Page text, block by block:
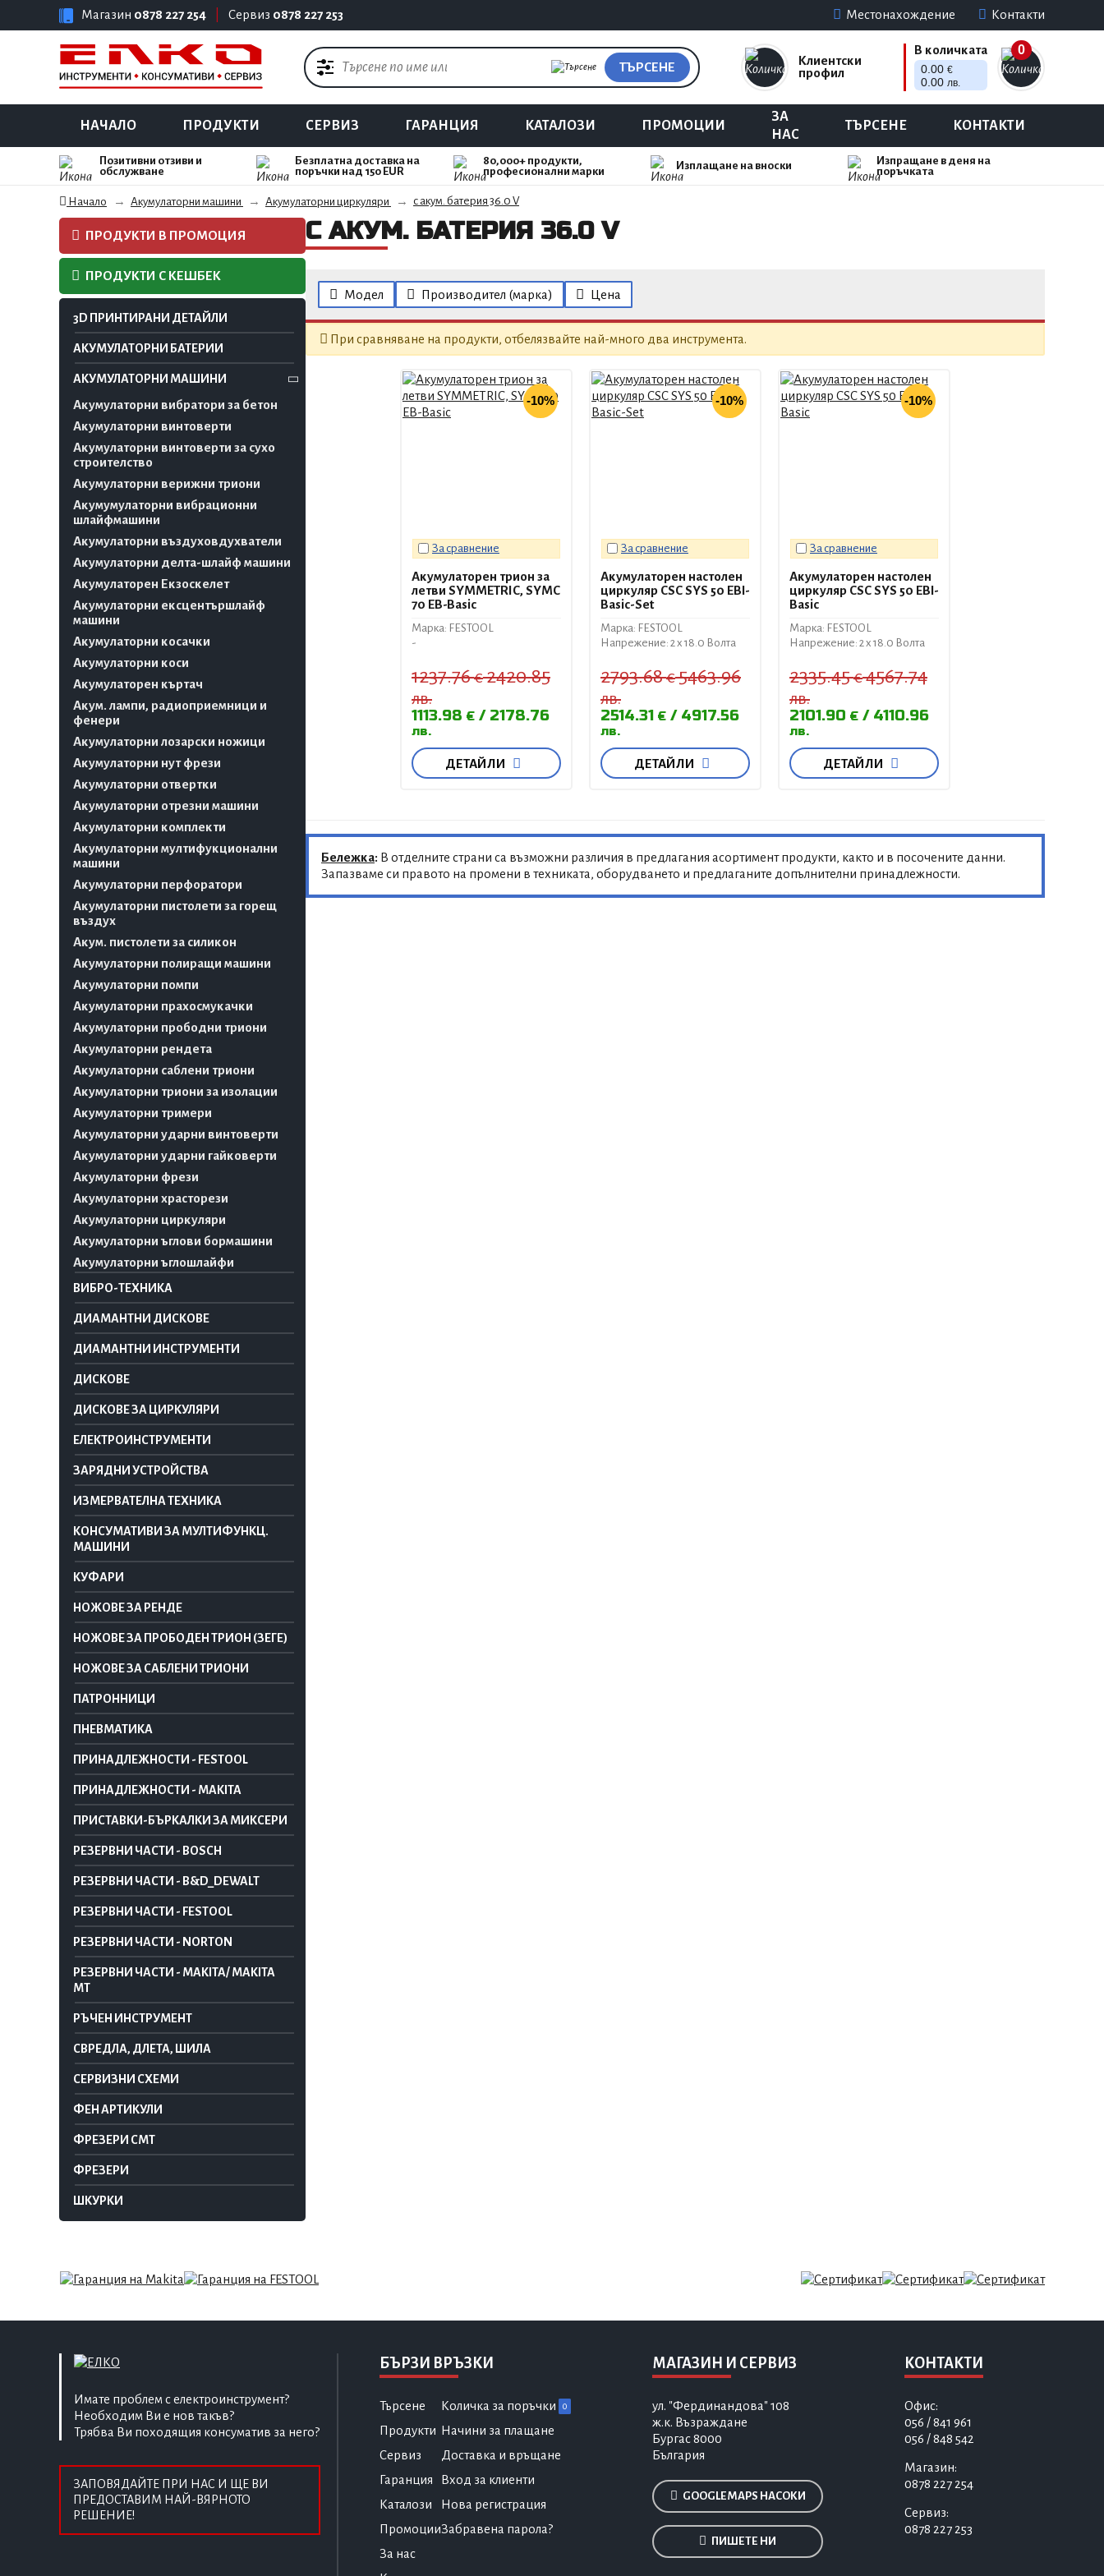
Магазин 0878 227 254 Сервиз 0878 227 253 Местонахождение Контакти
ТЪРСЕНЕ
Клиентски
профил
0
В количката
0.00 €
0.00 лв.
НАЧАЛО ПРОДУКТИ СЕРВИЗ ГАРАНЦИЯ КАТАЛОЗИ ПРОМОЦИИ
ЗА
НАС
ТЪРСЕНЕ КОНТАКТИ
Позитивни отзиви и
обслужване
Безплатна доставка на
поръчки над 150 EUR
80,000+ продукти,
професионални марки
Изплащане на вноски
Изпращане в деня на
поръчката
Начало Акумулаторни машини Акумулаторни циркуляри с акум. батерия 36.0 V
ПРОДУКТИ В ПРОМОЦИЯ
ПРОДУКТИ С КЕШБЕК
3D ПРИНТИРАНИ ДЕТАЙЛИ
АКУМУЛАТОРНИ БАТЕРИИ
АКУМУЛАТОРНИ МАШИНИ
Акумулаторни вибратори за бетон
Акумулаторни винтоверти
Акумулаторни винтоверти за сухо
строителство
Акумулаторни верижни триони
Акумумулаторни вибрационни
шлайфмашини
Акумулаторни въздуховдухватели
Акумулаторни делта-шлайф машини
Акумулаторен Екзоскелет
Акумулаторни ексцентършлайф
машини
Акумулаторни косачки
Акумулаторни коси
Акумулаторен къртач
Акум. лампи, радиоприемници и
фенери
Акумулаторни лозарски ножици
Акумулаторни нут фрези
Акумулаторни отвертки
Акумулаторни отрезни машини
Акумулаторни комплекти
Акумулаторни мултифукционални
машини
Акумулаторни перфоратори
Акумулаторни пистолети за горещ
въздух
Акум. пистолети за силикон
Акумулаторни полиращи машини
Акумулаторни помпи
Акумулаторни прахосмукачки
Акумулаторни прободни триони
Акумулаторни рендета
Акумулаторни саблени триони
Акумулаторни триони за изолации
Акумулаторни тримери
Акумулаторни ударни винтоверти
Акумулаторни ударни гайковерти
Акумулаторни фрези
Акумулаторни храсторези
Акумулаторни циркуляри
Акумулаторни ъглови бормашини
Акумулаторни ъглошлайфи
ВИБРО-ТЕХНИКА
ДИАМАНТНИ ДИСКОВЕ
ДИАМАНТНИ ИНСТРУМЕНТИ
ДИСКОВЕ
ДИСКОВЕ ЗА ЦИРКУЛЯРИ
ЕЛЕКТРОИНСТРУМЕНТИ
ЗАРЯДНИ УСТРОЙСТВА
ИЗМЕРВАТЕЛНА ТЕХНИКА
КОНСУМАТИВИ ЗА МУЛТИФУНКЦ.
МАШИНИ
КУФАРИ
НОЖОВЕ ЗА РЕНДЕ
НОЖОВЕ ЗА ПРОБОДЕН ТРИОН (ЗЕГЕ)
НОЖОВЕ ЗА САБЛЕНИ ТРИОНИ
ПАТРОННИЦИ
ПНЕВМАТИКА
ПРИНАДЛЕЖНОСТИ - FESTOOL
ПРИНАДЛЕЖНОСТИ - MAKITA
ПРИСТАВКИ-БЪРКАЛКИ ЗА МИКСЕРИ
РЕЗЕРВНИ ЧАСТИ - BOSCH
РЕЗЕРВНИ ЧАСТИ - B&D_DEWALT
РЕЗЕРВНИ ЧАСТИ - FESTOOL
РЕЗЕРВНИ ЧАСТИ - NORTON
РЕЗЕРВНИ ЧАСТИ - MAKITA/ MAKITA
MT
РЪЧЕН ИНСТРУМЕНТ
СВРЕДЛА, ДЛЕТА, ШИЛА
СЕРВИЗНИ СХЕМИ
ФЕН АРТИКУЛИ
ФРЕЗЕРИ CMT
ФРЕЗЕРИ
ШКУРКИ
С АКУМ. БАТЕРИЯ 36.0 V
Модел Производител (марка) Цена
При сравняване на продукти, отбелязвайте най-много два инструмента.
-10%
За сравнение
Акумулаторен трион за
летви SYMMETRIC, SYMC
70 EB-Basic
Марка: FESTOOL
-
1237.76€2420.85
лв.
1113.98 € 2178.76
лв.
ДЕТАЙЛИ
-10%
За сравнение
Акумулаторен настолен
циркуляр CSC SYS 50 EBI-
Basic-Set
Марка: FESTOOL
Напрежение: 2 x 18.0 Волта
2793.68€5463.96
лв.
2514.31 € 4917.56
лв.
ДЕТАЙЛИ
-10%
За сравнение
Акумулаторен настолен
циркуляр CSC SYS 50 EBI-
Basic
Марка: FESTOOL
Напрежение: 2 x 18.0 Волта
2335.45€4567.74
лв.
2101.90 € 4110.96
лв.
ДЕТАЙЛИ
Бележка: В отделните страни са възможни различия в предлагания асортимент продукти, както и в посочените данни.
Запазваме си правото на промени в техниката, оборудването и предлаганите допълнителни принадлежности.
Имате проблем с електроинструмент?
Необходим Ви е нов такъв?
Трябва Ви походящия консуматив за него?
ЗАПОВЯДАЙТЕ ПРИ НАС И ЩЕ ВИ
ПРЕДОСТАВИМ НАЙ-ВЯРНОТО
РЕШЕНИЕ!
БЪРЗИ ВРЪЗКИ
Търсене
Продукти
Сервиз
Гаранция
Каталози
Промоции
За нас
Количка за поръчки 0
Начини за плащане
Доставка и връщане
Вход за клиенти
Нова регистрация
Забравена парола?
МАГАЗИН И СЕРВИЗ
ул. "Фердинандова" 108
ж.к. Възраждане
Бургас 8000
България
GOOGLE MAPS НАСОКИ
ПИШЕТЕ НИ
КОНТАКТИ
Офис:
056 / 841 961
056 / 848 542
Магазин:
0878 227 254
Сервиз:
0878 227 253